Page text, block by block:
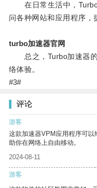
在日常生活中，Turbo
问各种网站和应用程序，
turbo加速器官网
总之，Turbo加速器的
络体验。
#3#
评论
游客
这款加速器VPM应用程序可
助你在网络上自由移动。
2024-08-11
游客